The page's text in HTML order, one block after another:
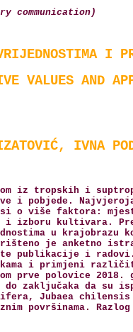
communication)
I
VALUES AND
IVNA
iz tropskih i
i pobjede.
o više faktora:
izboru kultivara.
u krajobrazu
je anketno
publikacije i
i primjeni
prve polovice 2018.
do zaključaka da
Jubaea
površinama.